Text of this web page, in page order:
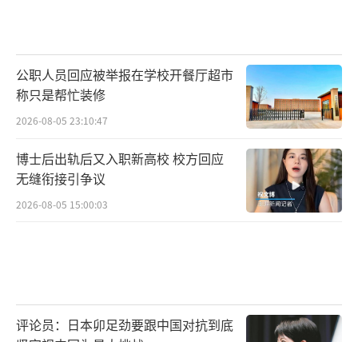
公职人员回应被举报在学校开餐厅超市
称只是帮忙装修
2026-08-05 23:10:47
博士后出轨后又入职新高校 校方回应
无缝衔接引争议
2026-08-05 15:00:03
评论员：日本卯足劲要跟中国对抗到底